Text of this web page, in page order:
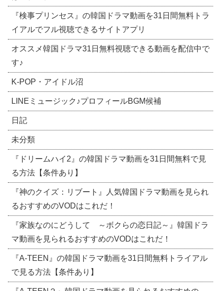
『検事プリンセス』の韓国ドラマ動画を31日間無料トラ
イアルでフル視聴できるサイトアプリ
オススメ韓国ドラマ31日無料視聴できる動画を配信中で
す♪
​K-POP・アイドル沼
LINEミュージック♪プロフィールBGM候補
日記
未分類
『ドリームハイ2』の韓国ドラマ動画を31日間無料で見
る方法【条件あり】
『神のクイズ：リブート』人気韓国ドラマ動画を見られ
るおすすめのVODはこれだ！
『家族なのにどうして ～ボクらの恋日記～』韓国ドラ
マ動画を見られるおすすめのVODはこれだ！
『A-TEEN』の韓国ドラマ動画を31日間無料トライアル
で見る方法【条件あり】